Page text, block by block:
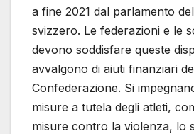
a fine 2021 dal parlamento
svizzero. Le federazioni e le
devono soddisfare queste
avvalgono di aiuti finanziari
Confederazione. Si
misure a tutela degli atleti,
misure contro la violenza, lo